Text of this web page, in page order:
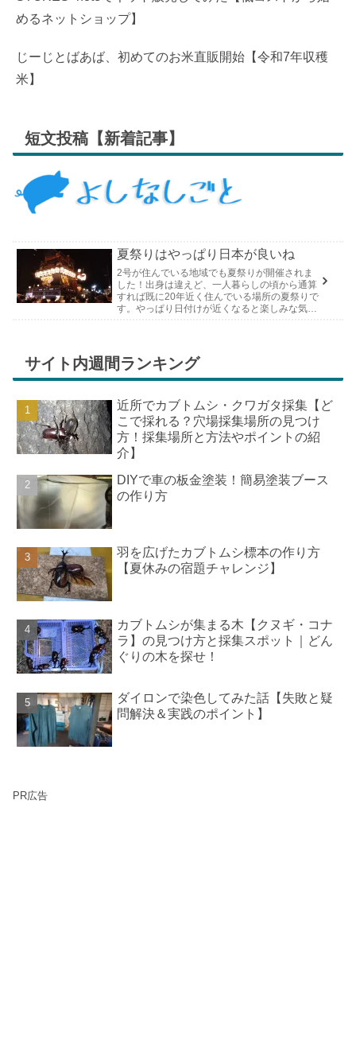
めるネットショップ】
じーじとばあば、初めてのお米直販開始【令和7年収穫
米】
短文投稿【新着記事】
夏祭りはやっぱり日本が良いね
2号が住んでいる地域でも夏祭りが開催されま
した！出身は違えど、一人暮らしの頃から通算
すれば既に20年近く住んでいる場所の夏祭りで
す。やっぱり日付けが近くなると楽しみな気持
サイト内週間ランキング
近所でカブトムシ・クワガタ採集【ど
こで採れる？穴場採集場所の見つけ
方！採集場所と方法やポイントの紹
介】
DIYで車の板金塗装！簡易塗装ブース
の作り方
羽を広げたカブトムシ標本の作り方
【夏休みの宿題チャレンジ】
カブトムシが集まる木【クヌギ・コナ
ラ】の見つけ方と採集スポット｜どん
ぐりの木を探せ！
ダイロンで染色してみた話【失敗と疑
問解決＆実践のポイント】
PR広告